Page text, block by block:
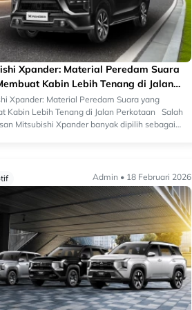
Xpander: Material Peredam Suara
Kabin Lebih Tenang di Jalan
Xpander: Material Peredam Suara yang
Kabin Lebih Tenang di Jalan Perkotaan Salah
Mitsubishi Xpander banyak dipilih sebagai
Admin • 18 Februari 2026